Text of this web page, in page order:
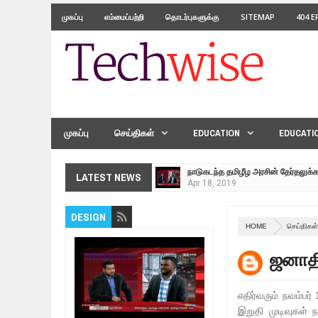
முகப்பு எம்மைப்பற்றி தொடர்புகளுக்கு SITEMAP 404
முகப்பு செய்திகள் EDUCATION
LATEST NEWS தமிழ் தேசியம் VS திராவிடம் -
Apr 09, 2019
Mar
ஸ்ரீலங்கா ராணுவத்திடம்
Mar
மக்கள் போராட்டம் ஜெனீவாவிலிருந்து
HOME செய்திகள்
எதிர்வரும் நவம்பர்
இறுதி
DESIGN